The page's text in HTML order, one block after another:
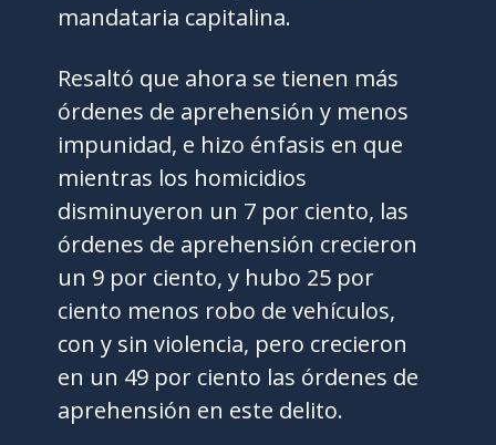
mandataria capitalina.
Resaltó que ahora se tienen más
órdenes de aprehensión y menos
impunidad, e hizo énfasis en que
mientras los homicidios
disminuyeron un 7 por ciento, las
órdenes de aprehensión crecieron
un 9 por ciento, y hubo 25 por
ciento menos robo de vehículos,
con y sin violencia, pero crecieron
en un 49 por ciento las órdenes de
aprehensión en este delito.